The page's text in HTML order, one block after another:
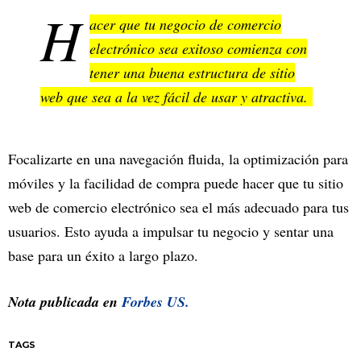
H acer que tu negocio de comercio
electrónico sea exitoso comienza con
tener una buena estructura de sitio
web que sea a la vez fácil de usar y atractiva.
Focalizarte en una navegación fluida, la optimización para
móviles y la facilidad de compra puede hacer que tu sitio
web de comercio electrónico sea el más adecuado para tus
usuarios. Esto ayuda a impulsar tu negocio y sentar una
base para un éxito a largo plazo.
Nota publicada enForbes US.
TAGS